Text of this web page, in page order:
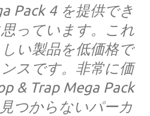
Pack 4 を提供でき
っています。これ
い製品を低価格で
スです。非常に価
& Trap Mega Pack
つからないパーカ